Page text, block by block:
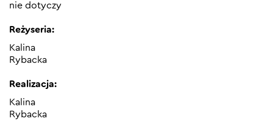
nie dotyczy
Reżyseria:
Kalina
Rybacka
Realizacja:
Kalina
Rybacka